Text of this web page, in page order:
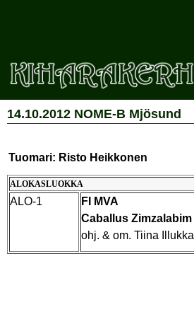
14.10.2012 NOME-B Mjösund
Tuomari: Risto Heikkonen
ALOKASLUOKKA
ALO-1
FI MVA
Caballus Zimzalabim
ohj. & om. Tiina Illukka